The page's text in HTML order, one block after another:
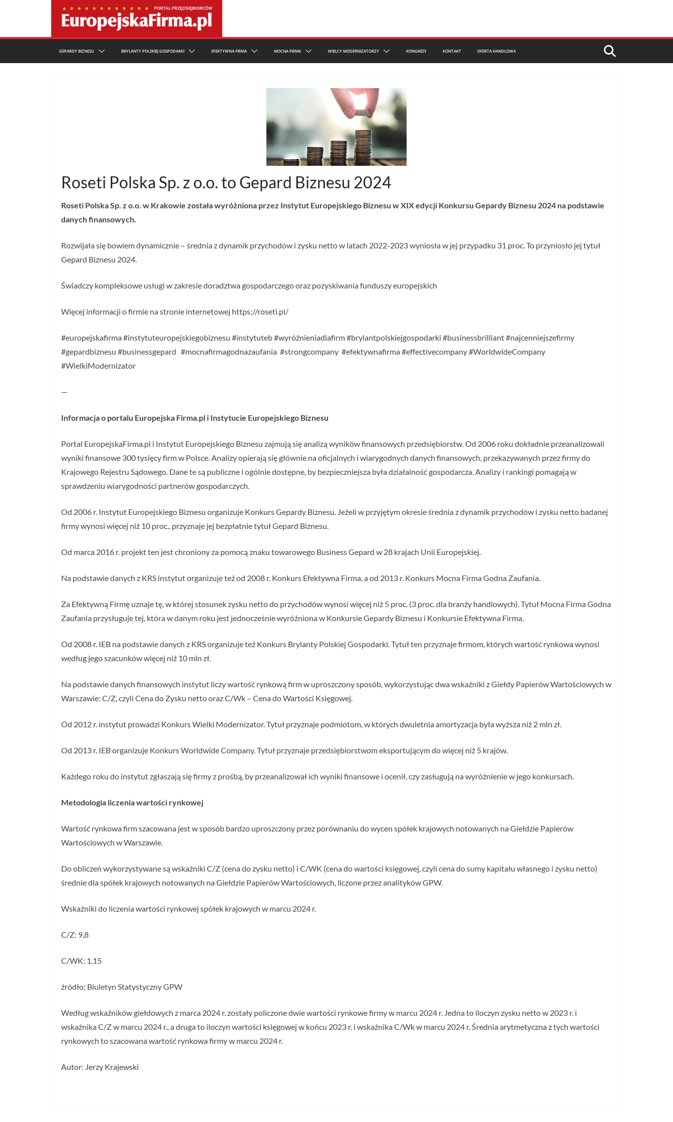
GEPARDY BIZNESU BRYLANTY POLSKIEJ GOSPODARKI EFEKTYWNA FIRMA MOCNA FIRMA WIELCY MODERNIZATORZY KONGRESY KONTAKT OFERTA HANDLOWA
Roseti Polska Sp. z o.o. to Gepard Biznesu 2024
Roseti Polska Sp. z o.o. w Krakowie została wyróżniona przez Instytut Europejskiego Biznesu w XIX edycji Konkursu Gepardy Biznesu 2024 na podstawie
danych finansowych.
Rozwijała się bowiem dynamicznie – średnia z dynamik przychodów i zysku netto w latach 2022-2023 wyniosła w jej przypadku 31 proc. To przyniosło jej tytuł
Gepard Biznesu 2024.
Świadczy kompleksowe usługi w zakresie doradztwa gospodarczego oraz pozyskiwania funduszy europejskich
Więcej informacji o firmie na stronie internetowej https://roseti.pl/
#europejskafirma #instytuteuropejskiegobiznesu #instytuteb #wyróżnieniadlafirm #brylantpolskiejgospodarki #businessbrilliant #najcenniejszefirmy
#gepardbiznesu #businessgepard #mocnafirmagodnazaufania #strongcompany #efektywnafirma #effectivecompany #WorldwideCompany
#WielkiModernizator
—
Informacja o portalu Europejska Firma.pl i Instytucie Europejskiego Biznesu
Portal EuropejskaFirma.pl i Instytut Europejskiego Biznesu zajmują się analizą wyników finansowych przedsiębiorstw. Od 2006 roku dokładnie przeanalizowali
wyniki finansowe 300 tysięcy firm w Polsce. Analizy opierają się głównie na oficjalnych i wiarygodnych danych finansowych, przekazywanych przez firmy do
Krajowego Rejestru Sądowego. Dane te są publiczne i ogólnie dostępne, by bezpieczniejsza była działalność gospodarcza. Analizy i rankingi pomagają w
sprawdzeniu wiarygodności partnerów gospodarczych.
Od 2006 r. Instytut Europejskiego Biznesu organizuje Konkurs Gepardy Biznesu. Jeżeli w przyjętym okresie średnia z dynamik przychodów i zysku netto badanej
firmy wynosi więcej niż 10 proc., przyznaje jej bezpłatnie tytuł Gepard Biznesu.
Od marca 2016 r. projekt ten jest chroniony za pomocą znaku towarowego Business Gepard w 28 krajach Unii Europejskiej.
Na podstawie danych z KRS instytut organizuje też od 2008 r. Konkurs Efektywna Firma, a od 2013 r. Konkurs Mocna Firma Godna Zaufania.
Za Efektywną Firmę uznaje tę, w której stosunek zysku netto do przychodów wynosi więcej niż 5 proc. (3 proc. dla branży handlowych). Tytuł Mocna Firma Godna
Zaufania przysługuje tej, która w danym roku jest jednocześnie wyróżniona w Konkursie Gepardy Biznesu i Konkursie Efektywna Firma.
Od 2008 r. IEB na podstawie danych z KRS organizuje też Konkurs Brylanty Polskiej Gospodarki. Tytuł ten przyznaje firmom, których wartość rynkowa wynosi
według jego szacunków więcej niż 10 mln zł.
Na podstawie danych finansowych instytut liczy wartość rynkową firm w uproszczony sposób, wykorzystując dwa wskaźniki z Giełdy Papierów Wartościowych w
Warszawie: C/Z, czyli Cena do Zysku netto oraz C/Wk – Cena do Wartości Księgowej.
Od 2012 r. instytut prowadzi Konkurs Wielki Modernizator. Tytuł przyznaje podmiotom, w których dwuletnia amortyzacja była wyższa niż 2 mln zł.
Od 2013 r. IEB organizuje Konkurs Worldwide Company. Tytuł przyznaje przedsiębiorstwom eksportującym do więcej niż 5 krajów.
Każdego roku do instytut zgłaszają się firmy z prośbą, by przeanalizował ich wyniki finansowe i ocenił, czy zasługują na wyróżnienie w jego konkursach.
Metodologia liczenia wartości rynkowej
Wartość rynkowa firm szacowana jest w sposób bardzo uproszczony przez porównaniu do wycen spółek krajowych notowanych na Giełdzie Papierów
Wartościowych w Warszawie.
Do obliczeń wykorzystywane są wskaźniki C/Z (cena do zysku netto) i C/WK (cena do wartości księgowej, czyli cena do sumy kapitału własnego i zysku netto)
średnie dla spółek krajowych notowanych na Giełdzie Papierów Wartościowych, liczone przez analityków GPW.
Wskaźniki do liczenia wartości rynkowej spółek krajowych w marcu 2024 r.
C/Z: 9,8
C/WK: 1,15
źródło: Biuletyn Statystyczny GPW
Według wskaźników giełdowych z marca 2024 r. zostały policzone dwie wartości rynkowe firmy w marcu 2024 r. Jedna to iloczyn zysku netto w 2023 r. i
wskaźnika C/Z w marcu 2024 r., a druga to iloczyn wartości księgowej w końcu 2023 r. i wskaźnika C/Wk w marcu 2024 r. Średnia arytmetyczna z tych wartości
rynkowych to szacowana wartość rynkowa firmy w marcu 2024 r.
Autor: Jerzy Krajewski